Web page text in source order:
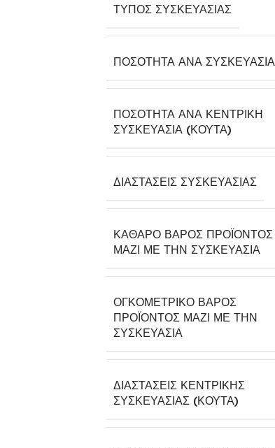
ΤΎΠΟΣ ΣΥΣΚΕΥΑΣΊΑΣ
ΠΟΣΌΤΗΤΑ ΑΝΆ ΣΥΣΚΕΥΑΣΊΑ
ΠΟΣΌΤΗΤΑ ΑΝΆ ΚΕΝΤΡΙΚΉ
ΣΥΣΚΕΥΑΣΊΑ (ΚΟΎΤΑ)
ΔΙΑΣΤΆΣΕΙΣ ΣΥΣΚΕΥΑΣΊΑΣ
ΚΑΘΑΡΌ ΒΆΡΟΣ ΠΡΟΪΌΝΤΟΣ
ΜΑΖΊ ΜΕ ΤΗΝ ΣΥΣΚΕΥΑΣΊΑ
ΟΓΚΟΜΕΤΡΙΚΌ ΒΆΡΟΣ
ΠΡΟΪΌΝΤΟΣ ΜΑΖΊ ΜΕ ΤΗΝ
ΣΥΣΚΕΥΑΣΊΑ
ΔΙΑΣΤΆΣΕΙΣ ΚΕΝΤΡΙΚΉΣ
ΣΥΣΚΕΥΑΣΊΑΣ (ΚΟΎΤΑ)